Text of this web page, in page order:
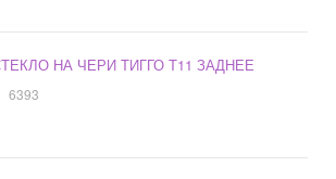
НА ЧЕРИ ТИГГО Т11 ЗАДНЕЕ
6393